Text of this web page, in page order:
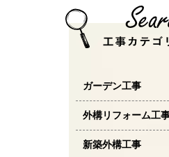
ガーデン工事
外構リフォーム工
新築外構工事